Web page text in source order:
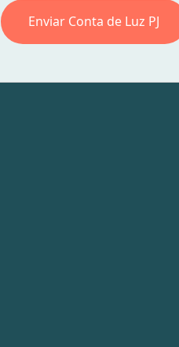
Enviar Conta de Luz PJ